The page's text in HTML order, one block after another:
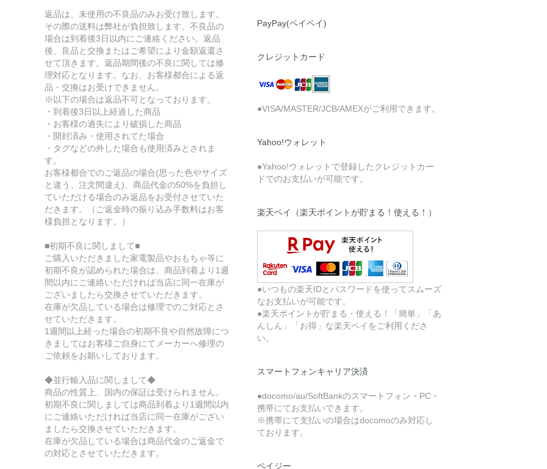
返品は、未使用の不良品のみお受け致します。
その際の送料は弊社が負担致します。不良品の
場合は到着後3日以内にご連絡ください。返品
後、良品と交換またはご希望により金額返還さ
せて頂きます。返品期間後の不良に関しては修
理対応となります。なお、お客様都合による返
品・交換はお受けできません。
※以下の場合は返品不可となっております。
・到着後3日以上経過した商品
・お客様の過失により破損した商品
・開封済み・使用されてた場合
・タグなどの外した場合も使用済みとされま
す。
お客様都合でのご返品の場合(思った色やサイズ
と違う、注文間違え)、商品代金の50%を負担し
ていただける場合のみ返品をお受付させていた
だきます。（ご返金時の振り込み手数料はお客
様負担となります。）
■初期不良に関しまして■
ご購入いただきました家電製品やおもちゃ等に
初期不良が認められた場合は、商品到着より1週
間以内にご連絡いただければ当店に同一在庫が
ございましたら交換させていただきます。
在庫が欠品している場合は修理でのご対応とさ
せていただきます。
1週間以上経った場合の初期不良や自然故障につ
きましてはお客様ご自身にてメーカーへ修理の
ご依頼をお願いしております。
◆並行輸入品に関しまして◆
商品の性質上、国内の保証は受けられません。
初期不良に関しましては商品到着より1週間以内
にご連絡いただければ当店に同一在庫がござい
ましたら交換させていただきます。
在庫が欠品している場合は商品代金のご返金で
の対応とさせていただきます。
PayPay(ペイペイ)
クレジットカード
●VISA/MASTER/JCB/AMEXがご利用できます。
Yahoo!ウォレット
●Yahoo!ウォレットで登録したクレジットカー
ドでのお支払いが可能です。
楽天ペイ（楽天ポイントが貯まる！使える！）
●いつもの楽天IDとパスワードを使ってスムーズ
なお支払いが可能です。
●楽天ポイントが貯まる・使える！「簡単」「あ
んしん」「お得」な楽天ペイをご利用くださ
い。
スマートフォンキャリア決済
●docomo/au/SoftBankのスマートフォン・PC・
携帯にてお支払いできます。
※携帯にて支払いの場合はdocomoのみ対応し
ております。
ペイジー